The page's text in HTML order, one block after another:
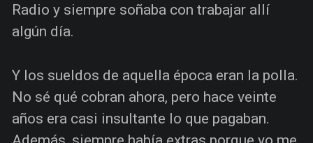
Radio y siempre soñaba con trabajar allí
algún día.
Y los sueldos de aquella época eran la polla.
No sé qué cobran ahora, pero hace veinte
años era casi insultante lo que pagaban.